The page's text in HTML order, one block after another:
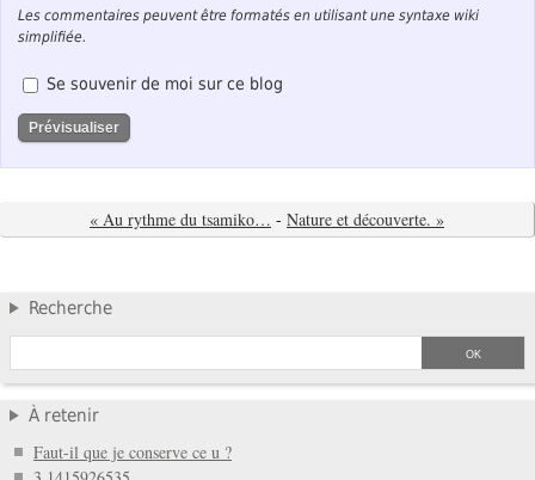
Les commentaires peuvent être formatés en utilisant une syntaxe wiki
simplifiée.
Se souvenir de moi sur ce blog
« Au rythme du tsamiko… - Nature et découverte. »
Recherche
À retenir
Faut-il que je conserve ce u ?